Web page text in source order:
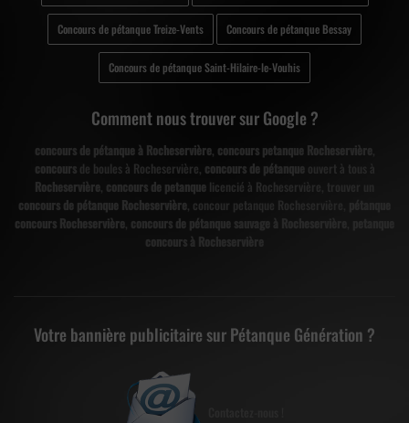
Concours de pétanque Treize-Vents Concours de pétanque Bessay
Concours de pétanque Saint-Hilaire-le-Vouhis
Comment nous trouver sur Google ?
concours de pétanque à Rocheservière, concours petanque Rocheservière,
concoursde boules à Rocheservière, concours de pétanque ouvert à tous à
Rocheservière, concours de petanque licencié à Rocheservière, trouver un
concours de pétanque Rocheservière, concour petanque Rocheservière,
concours Rocheservière, concours de pétanque sauvage à Rocheservière
concours à Rocheservière
Votre bannière publicitaire sur Pétanque Génération ?